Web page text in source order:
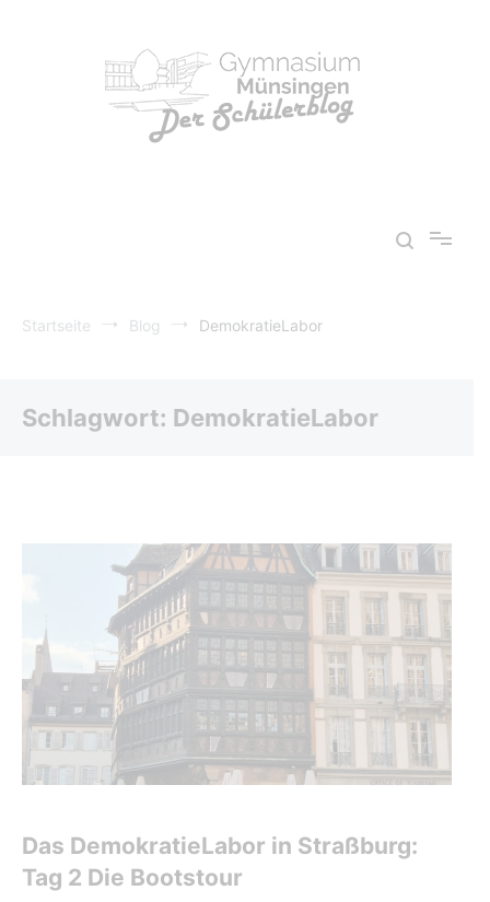
Startseite Blog DemokratieLabor
Schlagwort: DemokratieLabor
Das DemokratieLabor in Straßburg:
Tag 2 Die Bootstour